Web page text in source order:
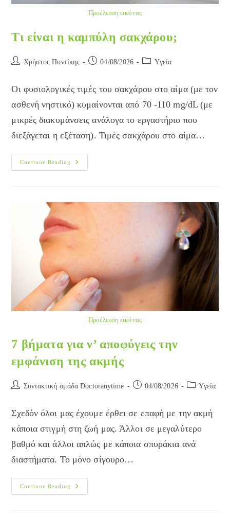
Προέλευση εικόνας
Τι είναι η καμπύλη σακχάρου;
Post Χρήστος Ποντίκης
Post04/08/2026
Post Yγεία
Οι φυσιολογικές τιμές του σακχάρου στο αίμα (με τον
ασθενή νηστικό) κυμαίνονται από 70 -110 mg/dL (με
μικρές διακυμάνσεις ανάλογα το εργαστήριο που
διεξάγεται η εξέταση). Τιμές σακχάρου στο αίμα…
Continue Reading
Τι
Είναι
Προέλευση εικόνας
7 βήματα για ν’ αποφύγεις την
εμφάνιση της ακμής
Post Συντακτική ομάδα Doctoranytime
Post04/08/2026
PostYγεία
Σχεδόν όλοι μας έχουμε έρθει σε επαφή με την ακμή
κάποια στιγμή στη ζωή μας. Άλλοι σε μεγαλύτερο
βαθμό και άλλοι απλώς με κάποια σπυράκια ανά
διαστήματα. Το μόνο σίγουρο…
Continue Reading
Βήματα